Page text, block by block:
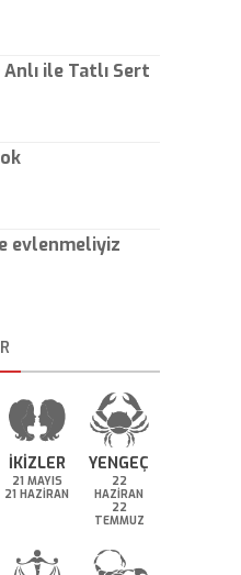
ile Tatlı Sert
evlenmeliyiz
İKİZLER
21 MAYIS
21 HAZİRAN
YENGEÇ
22
HAZİRAN
22
TEMMUZ